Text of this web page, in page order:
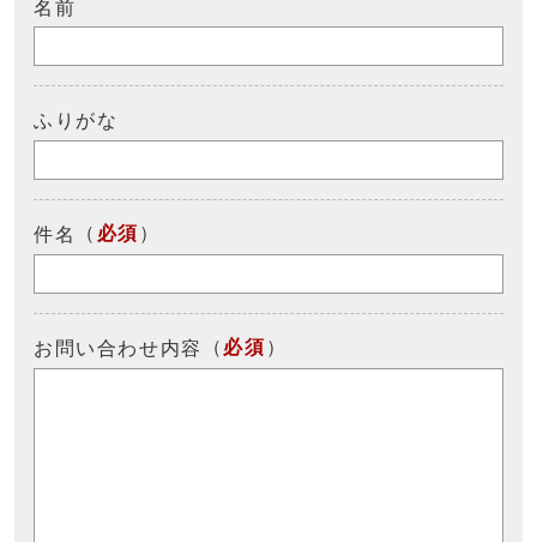
名前
ふりがな
件名 （ 必須 ）
お問い合わせ内容 （ 必須 ）